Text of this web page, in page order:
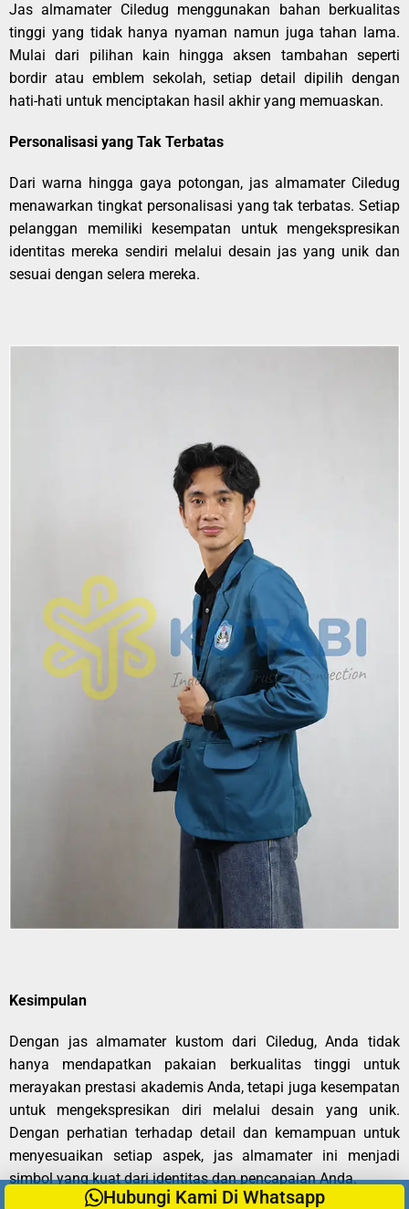
Hubungi Kami Di Whatsapp
Jas almamater Ciledug menggunakan bahan berkualitas
tinggi yang tidak hanya nyaman namun juga tahan lama.
Mulai dari pilihan kain hingga aksen tambahan seperti
bordir atau emblem sekolah, setiap detail dipilih dengan
hati-hati untuk menciptakan hasil akhir yang memuaskan.
Personalisasi yang Tak Terbatas
Dari warna hingga gaya potongan, jas almamater Ciledug
menawarkan tingkat personalisasi yang tak terbatas. Setiap
pelanggan memiliki kesempatan untuk mengekspresikan
identitas mereka sendiri melalui desain jas yang unik dan
sesuai dengan selera mereka.
Kesimpulan
Dengan jas almamater kustom dari Ciledug, Anda tidak
hanya mendapatkan pakaian berkualitas tinggi untuk
merayakan prestasi akademis Anda, tetapi juga kesempatan
untuk mengekspresikan diri melalui desain yang unik.
Dengan perhatian terhadap detail dan kemampuan untuk
menyesuaikan setiap aspek, jas almamater ini menjadi
simbol yang kuat dari identitas dan pencapaian Anda.